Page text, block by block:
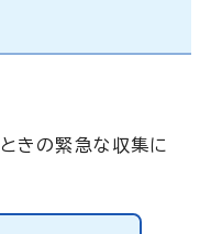
きの緊急な収集に